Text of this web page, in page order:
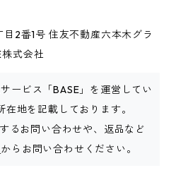
2番1号 住友不動産六本木グラ
株式会社
ービス「BASE」を運営してい
在地を記載しております。
るお問い合わせや、返品など
からお問い合わせください。